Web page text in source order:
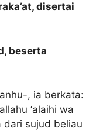
disertai
beserta
, ia berkata:
‘alaihi wa
dari sujud beliau